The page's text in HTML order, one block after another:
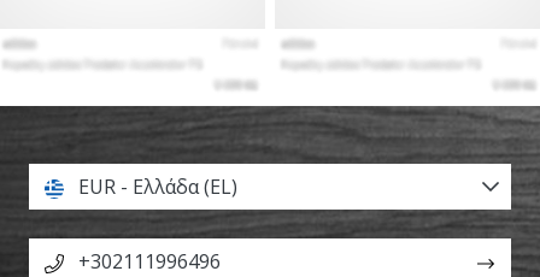
EUR - Ελλάδα (EL)
+302111996496